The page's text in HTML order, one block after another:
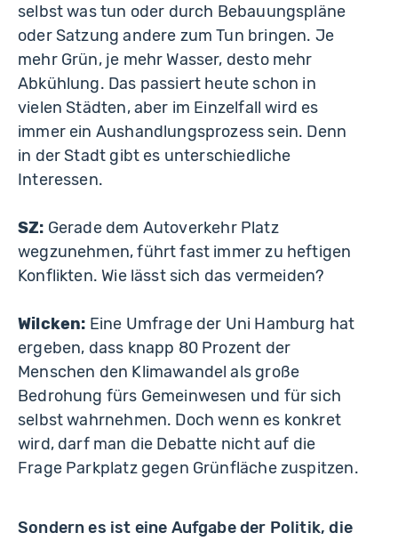
selbst was tun oder durch Bebauungspläne
oder Satzung andere zum Tun bringen. Je
mehr Grün, je mehr Wasser, desto mehr
Abkühlung. Das passiert heute schon in
vielen Städten, aber im Einzelfall wird es
immer ein Aushandlungsprozess sein. Denn
in der Stadt gibt es unterschiedliche
Interessen.
SZ: Gerade dem Autoverkehr Platz
wegzunehmen, führt fast immer zu heftigen
Konflikten. Wie lässt sich das vermeiden?
Wilcken: Eine Umfrage der Uni Hamburg hat
ergeben, dass knapp 80 Prozent der
Menschen den Klimawandel als große
Bedrohung fürs Gemeinwesen und für sich
selbst wahrnehmen. Doch wenn es konkret
wird, darf man die Debatte nicht auf die
Frage Parkplatz gegen Grünfläche zuspitzen.
Sondern es ist eine Aufgabe der Politik, die